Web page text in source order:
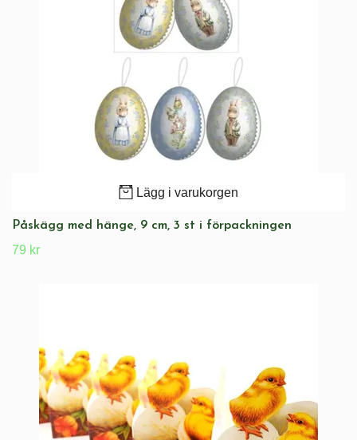
Lägg i varukorgen
Påskägg med hänge, 9 cm, 3 st i förpackningen
79 kr